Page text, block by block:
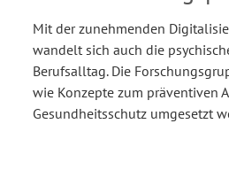
Berufsbildung
Mit der zunehmenden
wandelt sich auch die
Berufsalltag. Die
wie Konzepte zum präventiven
Gesundheitsschutz umgesetzt